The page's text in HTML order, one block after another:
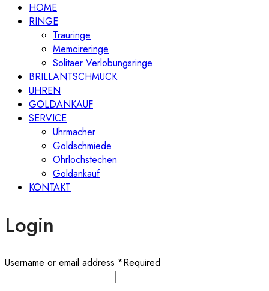
HOME
RINGE
Trauringe
Memoireringe
Solitaer Verlobungsringe
BRILLANTSCHMUCK
UHREN
GOLDANKAUF
SERVICE
Uhrmacher
Goldschmiede
Ohrlochstechen
Goldankauf
KONTAKT
Login
Username or email address *Required